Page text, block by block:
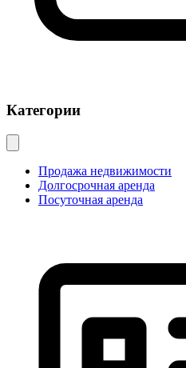
Категории
Продажа недвижимости
Долгосрочная аренда
Посуточная аренда